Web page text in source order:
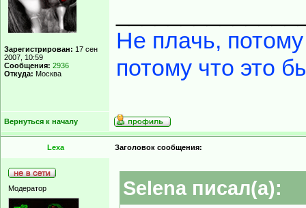
Зарегистрирован: 17 сен
2007, 10:59
Сообщения: 2936
Откуда: Москва
Не плачь,
потому что это
Вернуться к началу
Lexa Заголовок сообщения:
Модератор Selena писал(а):